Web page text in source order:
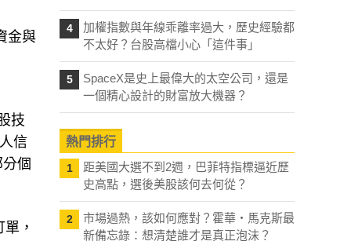
金與
技
信
個
，
4
加權指數與年線乖離率過大，歷史經驗都
不太好？台股高檔小心「這件事」
5
SpaceX是史上最偉大的太空公司，還是
一個精心設計的財富放大機器？
熱門排行
1
距美國大選不到2週，巴菲特指標逼近歷
史高點，選後美股該何去何從？
2
市場過熱，該如何應對？霍華・馬克斯最
新備忘錄：想清楚誰才是真正泡沫？